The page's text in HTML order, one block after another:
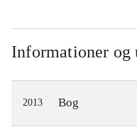
Informationer og
2013 Bog